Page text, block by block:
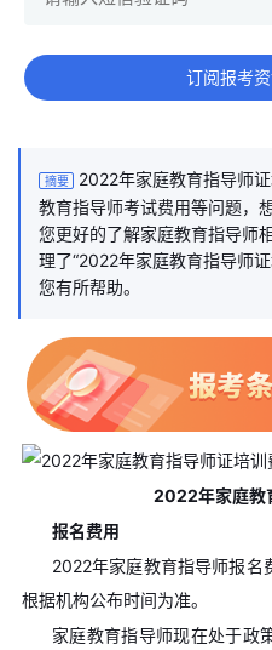
订阅报考
摘要
2022年家庭教育指导师
教育指导师考试费用等问题，
您更好的了解家庭教育指导师
理了“2022年家庭教育指导师
您有所帮助。
2022年家庭教
报名费用
2022年家庭教育指导师报名
根据机构公布时间为准。
家庭教育指导师现在处于政